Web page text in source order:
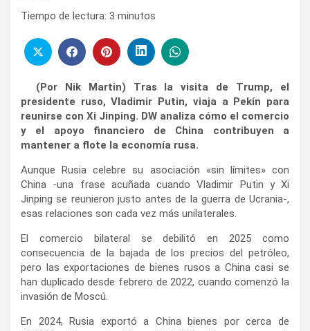
Tiempo de lectura: 3 minutos
(Por Nik Martin) Tras la visita de Trump, el
presidente ruso, Vladimir Putin, viaja a Pekín para
reunirse con Xi Jinping. DW analiza cómo el comercio
y el apoyo financiero de China contribuyen a
mantener a flote la economía rusa.
Aunque Rusia celebre su asociación «sin límites» con
China -una frase acuñada cuando Vladimir Putin y Xi
Jinping se reunieron justo antes de la guerra de Ucrania-,
esas relaciones son cada vez más unilaterales.
El comercio bilateral se debilitó en 2025 como
consecuencia de la bajada de los precios del petróleo,
pero las exportaciones de bienes rusos a China casi se
han duplicado desde febrero de 2022, cuando comenzó la
invasión de Moscú.
En 2024, Rusia exportó a China bienes por cerca de